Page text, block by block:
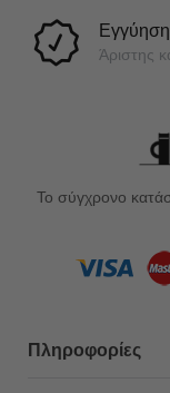
Άριστης
Το σύγχρονο
Πληροφορίες